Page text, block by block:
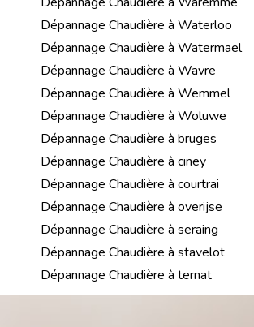
Dépannage Chaudière à Waterloo
Dépannage Chaudière à Watermael
Dépannage Chaudière à Wavre
Dépannage Chaudière à Wemmel
Dépannage Chaudière à Woluwe
Dépannage Chaudière à bruges
Dépannage Chaudière à ciney
Dépannage Chaudière à courtrai
Dépannage Chaudière à overijse
Dépannage Chaudière à seraing
Dépannage Chaudière à stavelot
Dépannage Chaudière à ternat